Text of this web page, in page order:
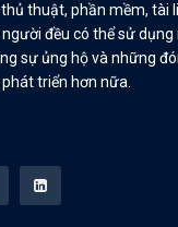
thuật, phần mềm, tài
đều có thể sử
sự ủng hộ và những
triển hơn nữa.